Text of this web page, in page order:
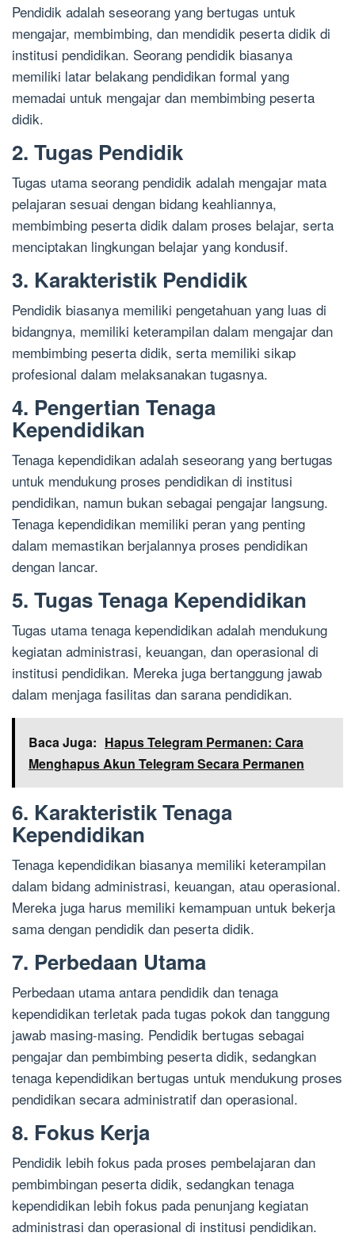
Pendidik adalah seseorang yang bertugas untuk
mengajar, membimbing, dan mendidik peserta didik di
institusi pendidikan. Seorang pendidik biasanya
memiliki latar belakang pendidikan formal yang
memadai untuk mengajar dan membimbing peserta
didik.
2. Tugas Pendidik
Tugas utama seorang pendidik adalah mengajar mata
pelajaran sesuai dengan bidang keahliannya,
membimbing peserta didik dalam proses belajar, serta
menciptakan lingkungan belajar yang kondusif.
3. Karakteristik Pendidik
Pendidik biasanya memiliki pengetahuan yang luas di
bidangnya, memiliki keterampilan dalam mengajar dan
membimbing peserta didik, serta memiliki sikap
profesional dalam melaksanakan tugasnya.
4. Pengertian Tenaga
Kependidikan
Tenaga kependidikan adalah seseorang yang bertugas
untuk mendukung proses pendidikan di institusi
pendidikan, namun bukan sebagai pengajar langsung.
Tenaga kependidikan memiliki peran yang penting
dalam memastikan berjalannya proses pendidikan
dengan lancar.
5. Tugas Tenaga Kependidikan
Tugas utama tenaga kependidikan adalah mendukung
kegiatan administrasi, keuangan, dan operasional di
institusi pendidikan. Mereka juga bertanggung jawab
dalam menjaga fasilitas dan sarana pendidikan.
Baca Juga: Hapus Telegram Permanen: Cara
Menghapus Akun Telegram Secara Permanen
6. Karakteristik Tenaga
Kependidikan
Tenaga kependidikan biasanya memiliki keterampilan
dalam bidang administrasi, keuangan, atau operasional.
Mereka juga harus memiliki kemampuan untuk bekerja
sama dengan pendidik dan peserta didik.
7. Perbedaan Utama
Perbedaan utama antara pendidik dan tenaga
kependidikan terletak pada tugas pokok dan tanggung
jawab masing-masing. Pendidik bertugas sebagai
pengajar dan pembimbing peserta didik, sedangkan
tenaga kependidikan bertugas untuk mendukung proses
pendidikan secara administratif dan operasional.
8. Fokus Kerja
Pendidik lebih fokus pada proses pembelajaran dan
pembimbingan peserta didik, sedangkan tenaga
kependidikan lebih fokus pada penunjang kegiatan
administrasi dan operasional di institusi pendidikan.